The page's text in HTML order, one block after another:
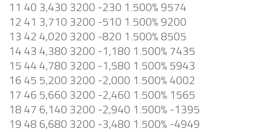
11 40 3,430 3200 -230 1.500% 9574
12 41 3,710 3200 -510 1.500% 9200
13 42 4,020 3200 -820 1.500% 8505
14 43 4,380 3200 -1,180 1.500% 7435
15 44 4,780 3200 -1,580 1.500% 5943
16 45 5,200 3200 -2,000 1.500% 4002
17 46 5,660 3200 -2,460 1.500% 1565
18 47 6,140 3200 -2,940 1.500% -1395
19 48 6,680 3200 -3,480 1.500% -4949